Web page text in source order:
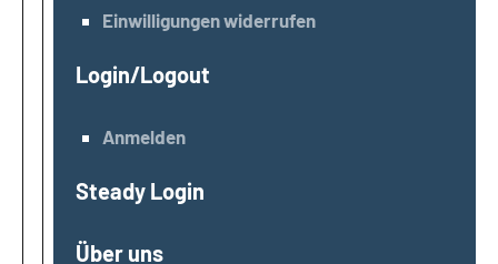
Einwilligungen widerrufen
Login/Logout
Anmelden
Steady Login
Über uns